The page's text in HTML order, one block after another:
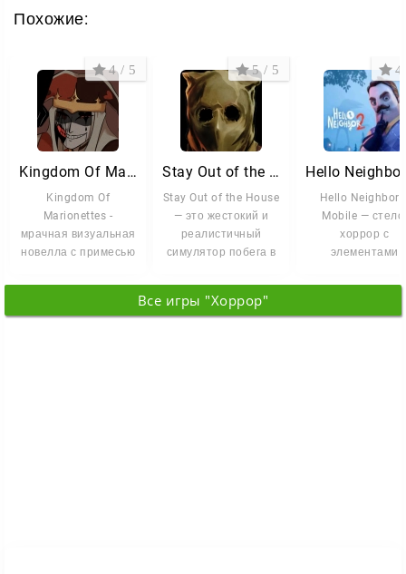
атмосфера дома.
Похожие:
Kingdom Of Marionettes
Kingdom Of
Marionettes -
мрачная визуальная
новелла с примесью
хоррора, где вам
4 / 5
Stay Out of the House
Stay Out of the House
— это жестокий и
реалистичный
симулятор побега в
слэшеров, где вам
5 / 5
Hello Neighbor
Mobile — стелс-
хоррор с
элементами
играете за
4
Все игры "Хоррор"